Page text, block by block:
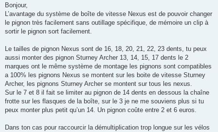
s
a
g
e
Bonjour,
L’avantage du système de boîte de vitesse Nexus est de pouvoir changer
le pignon très facilement sans outillage spécifique, de mémoire un clip à
sortir le pignon sort facilement.
Le tailles de pignon Nexus sont de 16, 18, 20, 21, 22, 23 dents, tu peux
aussi monter des pignon Sturney Archer 13, 14, 15, 17 dents le 2
marques ont le même système de montage les pignons sont compatibles
a 100% les pignons Nexus se montent sur les boite de vitesse Sturney
Archer, les pignons Sturney Archer se montent sur tous les nexus.
Sur le 7 et 8 il fait se limiter au pignon de 14 dents en dessous la chaîne
frotte sur les flasques de la boîte, sur le 3 je ne me souviens plus si tu
peux monter plus petit qu’un 14. Un pignon coûte entre 2 et 6 euros.
Dans ton cas pour raccourcir la démultiplication trop longue sur les vélos